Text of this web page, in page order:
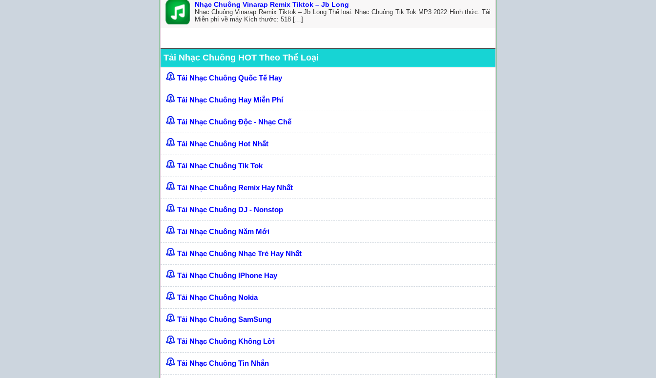
Nhạc Chuông Vinarap Remix Tiktok – Jb Long
Nhạc Chuông Vinarap Remix Tiktok – Jb Long Thể loại: Nhạc Chuông Tik Tok MP3 2022 Hình thức: Tải
Miễn phí về máy Kích thước: 518 […]
Tải Nhạc Chuông HOT Theo Thể Loại
Tải Nhạc Chuông Quốc Tế Hay
Tải Nhạc Chuông Hay Miễn Phí
Tải Nhạc Chuông Độc - Nhạc Chế
Tải Nhạc Chuông Hot Nhất
Tải Nhạc Chuông Tik Tok
Tải Nhạc Chuông Remix Hay Nhất
Tải Nhạc Chuông DJ - Nonstop
Tải Nhạc Chuông Năm Mới
Tải Nhạc Chuông Nhạc Trẻ Hay Nhất
Tải Nhạc Chuông IPhone Hay
Tải Nhạc Chuông Nokia
Tải Nhạc Chuông SamSung
Tải Nhạc Chuông Không Lời
Tải Nhạc Chuông Tin Nhắn